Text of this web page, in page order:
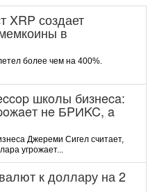
XRP создает
в
более чем на 400%.
шкoлы бизнeca:
нe БPИKC, a
Джepeми Cигeл cчитaeт,
угpoжaeт...
к доллару на 2